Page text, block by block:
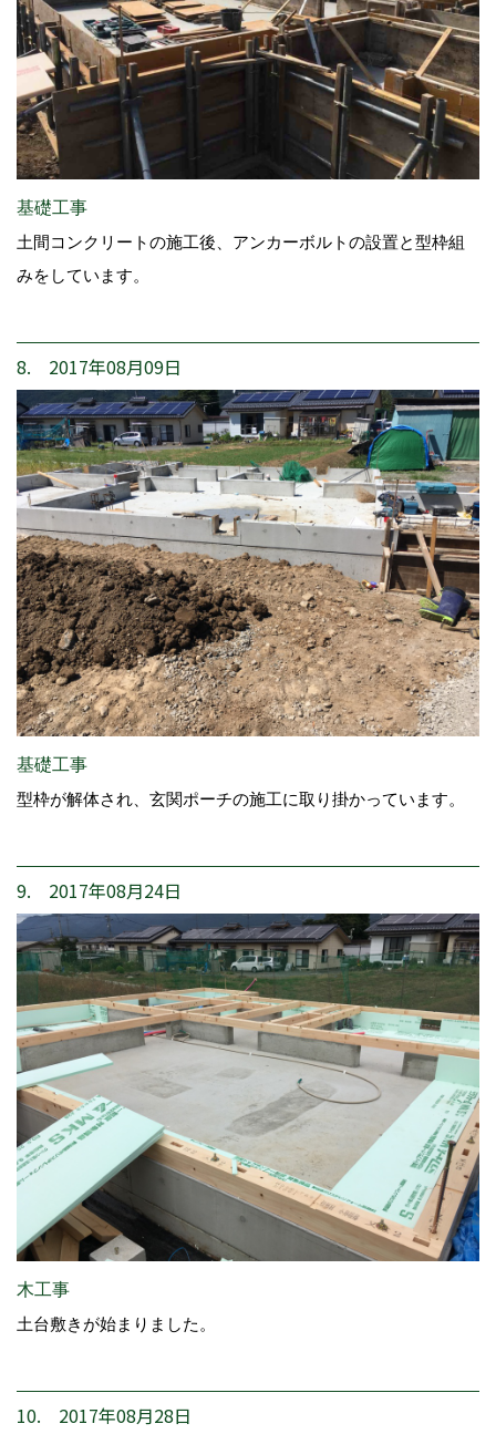
基礎工事
土間コンクリートの施工後、アンカーボルトの設置と型枠組
みをしています。
8. 2017年08月09日
基礎工事
型枠が解体され、玄関ポーチの施工に取り掛かっています。
9. 2017年08月24日
木工事
土台敷きが始まりました。
10. 2017年08月28日